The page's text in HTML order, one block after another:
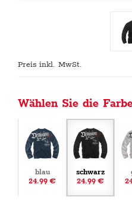
Preis inkl. MwSt.
Wählen Sie die
blau
24.99 €
schwarz
24.99 €